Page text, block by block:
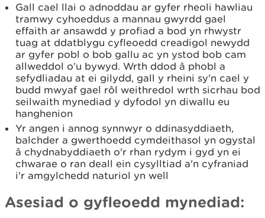
Gall cael llai o adnoddau ar gyfer rheoli hawliau
tramwy cyhoeddus a mannau gwyrdd gael
effaith ar ansawdd y profiad a bod yn rhwystr
tuag at ddatblygu cyfleoedd creadigol newydd
ar gyfer pobl o bob gallu ac yn ystod bob cam
allweddol o’u bywyd. Wrth ddod â phobl a
sefydliadau at ei gilydd, gall y rheini sy'n cael y
budd mwyaf gael rôl weithredol wrth sicrhau bod
seilwaith mynediad y dyfodol yn diwallu eu
hanghenion
Yr angen i annog synnwyr o ddinasyddiaeth,
balchder a gwerthoedd cymdeithasol yn ogystal
â chydnabyddiaeth o'r rhan rydym i gyd yn ei
chwarae o ran deall ein cysylltiad a'n cyfraniad
i'r amgylchedd naturiol yn well
Asesiad o gyfleoedd mynediad: